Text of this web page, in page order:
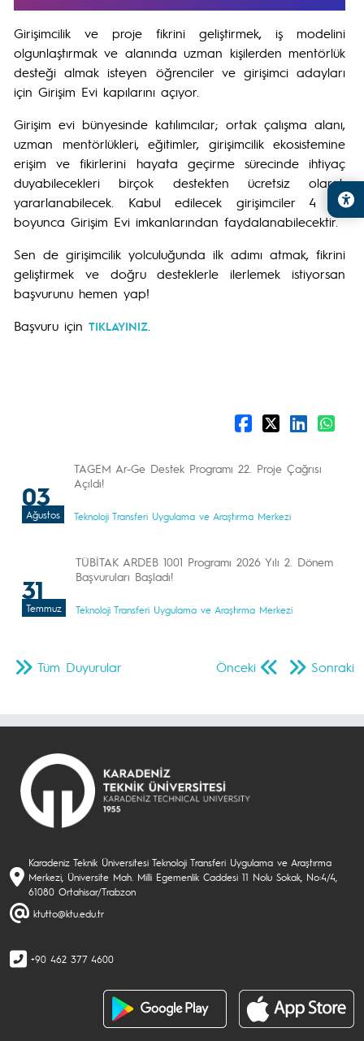
Girişimcilik ve proje fikrini geliştirmek, iş modelini
olgunlaştırmak ve alanında uzman kişilerden mentörlük
desteği almak isteyen öğrenciler ve girişimci adayları
için Girişim Evi kapılarını açıyor.
Girişim evi bünyesinde katılımcılar; ortak çalışma alanı,
uzman mentörlükleri, eğitimler, girişimcilik ekosistemine
erişim ve fikirlerini hayata geçirme sürecinde ihtiyaç
duyabilecekleri birçok destekten ücretsiz olarak
yararlanabilecek. Kabul edilecek girişimciler 4 ay
boyunca Girişim Evi imkanlarından faydalanabilecektir.
Sen de girişimcilik yolculuğunda ilk adımı atmak, fikrini
geliştirmek ve doğru desteklerle ilerlemek istiyorsan
başvurunu hemen yap!
Başvuru için TIKLAYINIZ
03
Ağustos
TAGEM Ar-Ge Destek Programı 22. Proje Çağrısı
Açıldı!
Teknoloji Transferi Uygulama ve Araştırma Merkezi
31
Temmuz
TÜBİTAK ARDEB 1001 Programı 2026 Yılı 2. Dönem
Başvuruları Başladı!
Teknoloji Transferi Uygulama ve Araştırma Merkezi
Önceki Sonraki
Tüm Duyurular
Karadeniz Teknik Üniversitesi Teknoloji Transferi Uygulama ve Araştırma
Merkezi, Üniversite Mah. Milli Egemenlik Caddesi 11 Nolu Sokak, No:4/4,
61080 Ortahisar/Trabzon
ktutto@ktu.edu.tr
+90 462 377 4600